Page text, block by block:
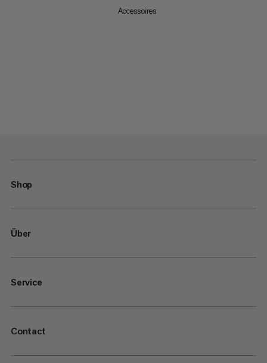
Accessoires
Shop
Über
Service
Contact